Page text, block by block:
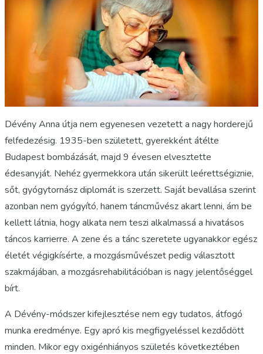
Dévény Anna útja nem egyenesen vezetett a nagy horderejű
felfedezésig. 1935-ben született, gyerekként átélte
Budapest bombázását, majd 9 évesen elvesztette
édesanyját. Nehéz gyermekkora után sikerült leérettségiznie,
sőt, gyógytornász diplomát is szerzett. Saját bevallása szerint
azonban nem gyógyító, hanem táncművész akart lenni, ám be
kellett látnia, hogy alkata nem teszi alkalmassá a hivatásos
táncos karrierre. A zene és a tánc szeretete ugyanakkor egész
életét végigkísérte, a mozgásművészet pedig választott
szakmájában, a mozgásrehabilitációban is nagy jelentőséggel
bírt.
A Dévény-módszer kifejlesztése nem egy tudatos, átfogó
munka eredménye. Egy apró kis megfigyeléssel kezdődött
minden. Mikor egy oxigénhiányos születés következtében